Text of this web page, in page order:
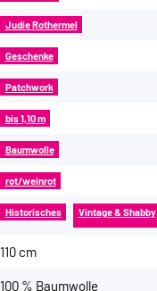
Judie Rothermel
Geschenke
Patchwork
bis 1,10 m
Baumwolle
rot/weinrot
Historisches Vintage & Shabby
110 cm
100 % Baumwolle